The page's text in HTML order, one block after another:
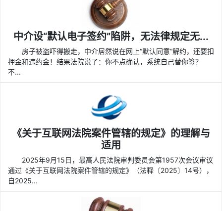
中介设“默认电子签约”陷阱，无法律规定无...
房子被盗吓得搬走，中介居然说在网上“默认同意”解约，还要扣
押金和违约金！结果法院说了：你不点确认，系统自己替你签？
不...
《关于互联网法院案件管辖的规定》的理解与
适用
2025年9月15日，最高人民法院审判委员会第1957次会议审议
通过《关于互联网法院案件管辖的规定》（法释〔2025〕14号），
自2025...